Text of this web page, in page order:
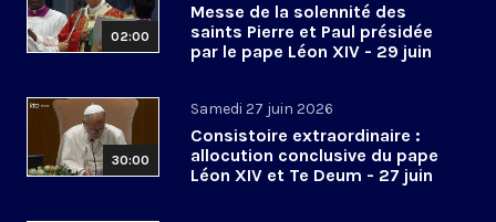
02:00
Messe de la solennité des
saints Pierre et Paul présidée
par le pape Léon XIV - 29 juin
30:00
Samedi 27 juin 2026
Consistoire extraordinaire :
allocution conclusive du pape
Léon XIV et Te Deum - 27 juin